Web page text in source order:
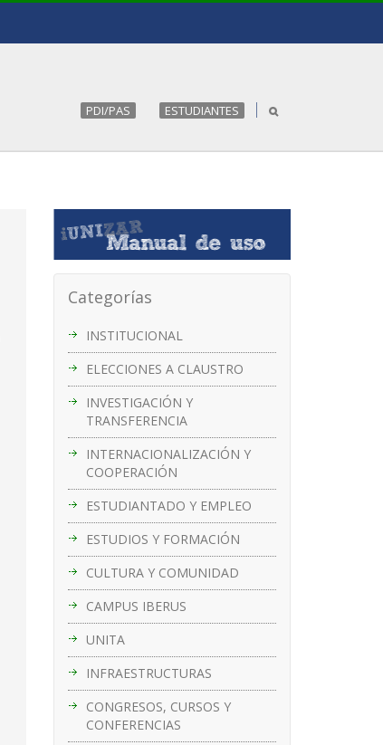
PDI/PAS ESTUDIANTES
Categorías
INSTITUCIONAL
ELECCIONES A CLAUSTRO
INVESTIGACIÓN Y
TRANSFERENCIA
INTERNACIONALIZACIÓN Y
COOPERACIÓN
ESTUDIANTADO Y EMPLEO
ESTUDIOS Y FORMACIÓN
CULTURA Y COMUNIDAD
CAMPUS IBERUS
UNITA
INFRAESTRUCTURAS
CONGRESOS, CURSOS Y
CONFERENCIAS